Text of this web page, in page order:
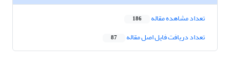
تعداد مشاهده مقاله 186
تعداد دریافت فایل اصل مقاله 87